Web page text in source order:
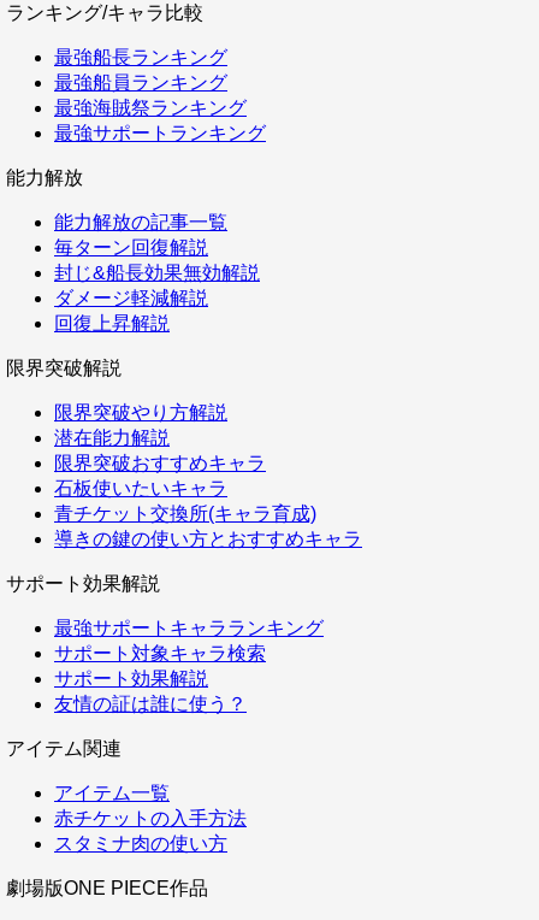
ランキング/キャラ比較
最強船長ランキング
最強船員ランキング
最強海賊祭ランキング
最強サポートランキング
能力解放
能力解放の記事一覧
毎ターン回復解説
封じ&船長効果無効解説
ダメージ軽減解説
回復上昇解説
限界突破解説
限界突破やり方解説
潜在能力解説
限界突破おすすめキャラ
石板使いたいキャラ
青チケット交換所(キャラ育成)
導きの鍵の使い方とおすすめキャラ
サポート効果解説
最強サポートキャラランキング
サポート対象キャラ検索
サポート効果解説
友情の証は誰に使う？
アイテム関連
アイテム一覧
赤チケットの入手方法
スタミナ肉の使い方
劇場版ONE PIECE作品